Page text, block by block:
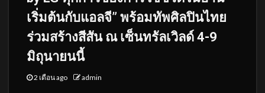
เริ่มต้นกับแอลจี” พร้อมทัพศิลปินไทย
ร่วมสร้างสีสัน ณ เซ็นทรัลเวิลด์ 4-9
มิถุนายนนี้
2 เดือน ago admin